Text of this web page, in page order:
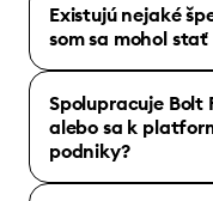
Existujú nejaké
som sa mohol
Spolupracuje Bolt
alebo sa k
podniky?